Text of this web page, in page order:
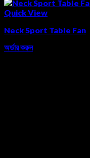
Quick View
Neck Sport Table Fan
অর্ডার করুন